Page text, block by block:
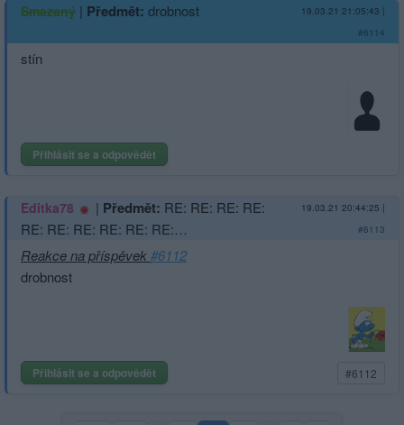
Smazaný | Předmět: drobnost 19.03.21 21:05:43 |
#6114
stín
Přihlásit se a odpovědět
Editka78 | Předmět: RE: RE: RE: RE:
RE: RE: RE: RE: RE: RE:…
19.03.21 20:44:25 |
#6113
Reakce na příspěvek#6112
drobnost
Přihlásit se a odpovědět #6112